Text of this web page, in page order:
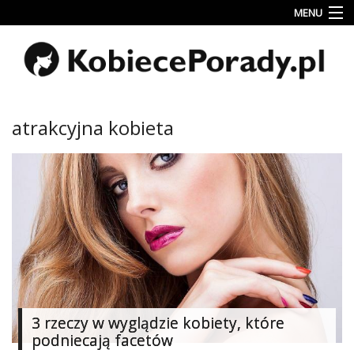
MENU
Uroda
Miłość
Dziecko
Przepisy
kulinarne
Kobiece
Wyznania
Wnętrza
atrakcyjna kobieta
3 rzeczy w wyglądzie kobiety, które
podniecają facetów